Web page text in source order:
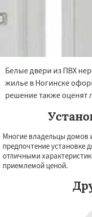
Белые двери из ПВХ
жилье в Ногинске
решение также
Многие владельцы домов
предпочтение установке
отличными
приемлемой ценой.